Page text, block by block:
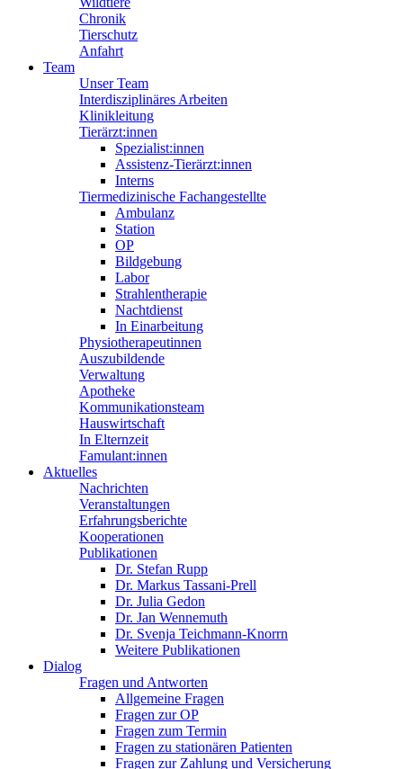
Chronik
Tierschutz
Anfahrt
Team
Unser Team
Interdisziplinäres Arbeiten
Klinikleitung
Tierärzt:innen
Spezialist:innen
Assistenz-Tierärzt:innen
Interns
Tiermedizinische Fachangestellte
Ambulanz
Station
OP
Bildgebung
Labor
Strahlentherapie
Nachtdienst
In Einarbeitung
Physiotherapeutinnen
Auszubildende
Verwaltung
Apotheke
Kommunikationsteam
Hauswirtschaft
In Elternzeit
Famulant:innen
Aktuelles
Nachrichten
Veranstaltungen
Erfahrungsberichte
Kooperationen
Publikationen
Dr. Stefan Rupp
Dr. Markus Tassani-Prell
Dr. Julia Gedon
Dr. Jan Wennemuth
Dr. Svenja Teichmann-Knorrn
Weitere Publikationen
Dialog
Fragen und Antworten
Allgemeine Fragen
Fragen zur OP
Fragen zum Termin
Fragen zu stationären Patienten
Fragen zur Zahlung und Versicherung